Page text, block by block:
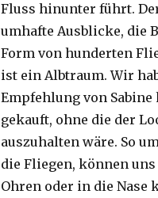
Fluss hinunter führt.
umhafte Ausblicke, die
Form von hunderten
ist ein Albtraum. Wir
Empfehlung von
gekauft, ohne die der
auszuhalten wäre. So
die Fliegen, können
Ohren oder in die Nase